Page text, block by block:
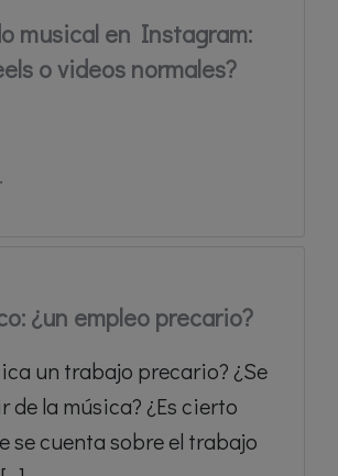
musical en Instagram:
o videos normales?
¿un empleo precario?
un trabajo precario? ¿Se
de la música? ¿Es cierto
se cuenta sobre el trabajo